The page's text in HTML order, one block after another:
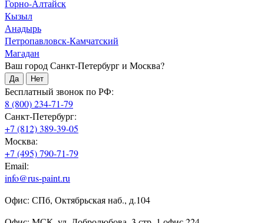
Горно-Алтайск
Кызыл
Анадырь
Петропавловск-Камчатский
Магадан
Ваш город Санкт-Петербург и Москва?
Да Нет
Бесплатный звонок по РФ:
8 (800) 234-71-79
Санкт-Петербург:
+7 (812) 389-39-05
Москва:
+7 (495) 790-71-79
Email:
info@rus-paint.ru
Офис: СПб, Октябрьская наб., д.104